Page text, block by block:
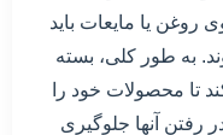
روغن یا مایعات باید
به طور کلی، بسته
تا محصولات خود را
رفتن آنها جلوگیری